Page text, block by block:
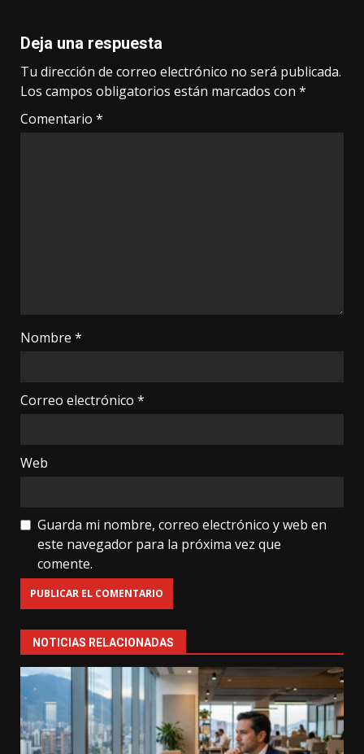
Deja una respuesta
Tu dirección de correo electrónico no será publicada.
Los campos obligatorios están marcados con *
Comentario *
Nombre *
Correo electrónico *
Web
Guarda mi nombre, correo electrónico y web en
este navegador para la próxima vez que
comente.
NOTICIAS RELACIONADAS